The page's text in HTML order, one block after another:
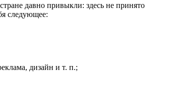
давно привыкли: здесь не принято
следующее:
дизайн и т. п.;